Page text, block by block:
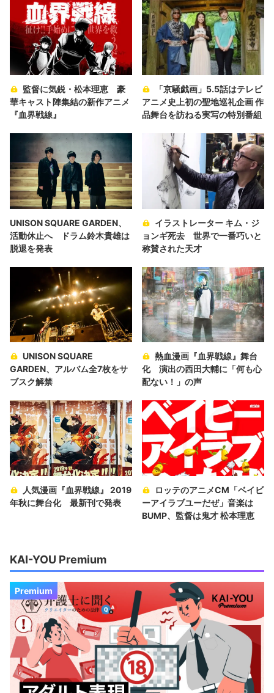
監督に気鋭・松本理恵 豪
華キャスト陣集結の新作アニメ
『血界戦線』
「京騒戯画」5.5話はテレビ
アニメ史上初の聖地巡礼企画 作
品舞台を訪ねる実写の特別番組
UNISON SQUARE GARDEN、
活動休止へ ドラム鈴木貴雄は
脱退を発表
イラストレーター キム・ジ
ョンギ死去 世界で一番巧いと
称賛された天才
UNISON SQUARE
GARDEN、アルバム全7枚をサ
ブスク解禁
熱血漫画『血界戦線』舞台
化 演出の西田大輔に「何も心
配ない！」の声
人気漫画『血界戦線』 2019
年秋に舞台化 最新刊で発表
ロッテのアニメCM「ベイビ
ーアイラブユーだぜ」音楽は
BUMP、監督は鬼才 松本理恵
KAI-YOU Premium
Premium